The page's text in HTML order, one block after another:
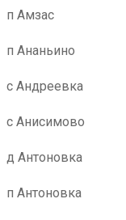
п Амзас
п Ананьино
с Андреевка
с Анисимово
д Антоновка
п Антоновка